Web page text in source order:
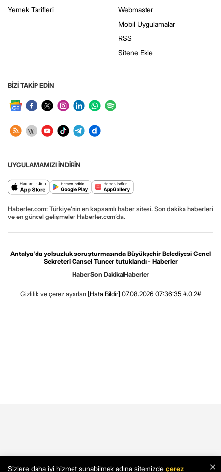
Yemek Tarifleri
Webmaster
Mobil Uygulamalar
RSS
Sitene Ekle
BİZİ TAKİP EDİN
UYGULAMAMIZI İNDİRİN
Haberler.com: Türkiye’nin en kapsamlı haber sitesi. Son dakika haberleri
ve en güncel gelişmeler Haberler.com’da.
Antalya'da yolsuzluk soruşturmasında Büyükşehir Belediyesi Genel
Sekreteri Cansel Tuncer tutuklandı - Haberler
HaberSon DakikaHaberler
Gizlilik ve çerez ayarları [Hata Bildir] 07.08.2026 07:36:35 #.0.2#
×
Sizlere daha iyi hizmet sunabilmek adına sitemizde çerez